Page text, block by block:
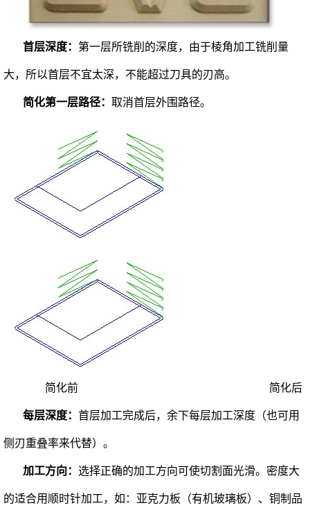
首层深度： 第一层所铣削的深度，由于棱角加工铣削量
大，所以首层不宜太深，不能超过刀具的刃高。
简化第一层路径：取消首层外围路径。
简化前 简化后
每层深度：首层加工完成后，余下每层加工深度（也可用
侧刃重叠率来代替）。
加工方向：选择正确的加工方向可使切割面光滑。密度大
的适合用顺时针加工，如：亚克力板（有机玻璃板）、铜制品